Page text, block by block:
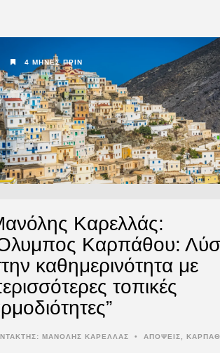
4 ΜΉΝΕΣ ΠΡΙΝ
Καρελλάς:
Καρπάθου:
καθημερινότητα με
τοπικές
ΜΑΝΟΛΗΣ ΚΑΡΕΛΛΑΣ • ΑΠΟΨΕΙΣ